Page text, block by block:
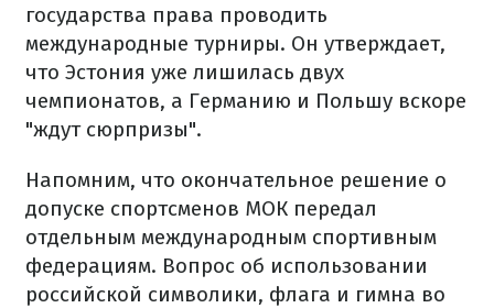
государства права проводить
международные турниры. Он утверждает,
что Эстония уже лишилась двух
чемпионатов, а Германию и Польшу вскоре
"ждут сюрпризы".
Напомним, что окончательное решение о
допуске спортсменов МОК передал
отдельным международным спортивным
федерациям. Вопрос об использовании
российской символики, флага и гимна во